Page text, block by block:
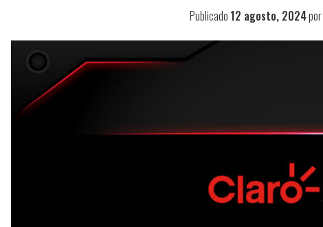
Publicado 12 agosto, 2024por